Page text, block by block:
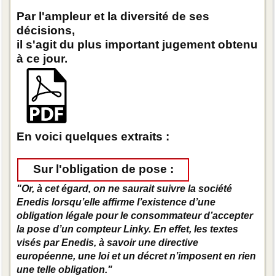
Par l'ampleur et la diversité de ses
décisions,
il s'agit du plus important jugement obtenu
à ce jour.
En voici quelques extraits :
Sur l'obligation de pose :
"Or, à cet égard, on ne saurait suivre la société
Enedis lorsqu’elle affirme l’existence d’une
obligation légale pour le consommateur d’accepter
la pose d’un compteur Linky. En effet, les textes
visés par Enedis, à savoir une directive
européenne, une loi et un décret n’imposent en rien
une telle obligation."